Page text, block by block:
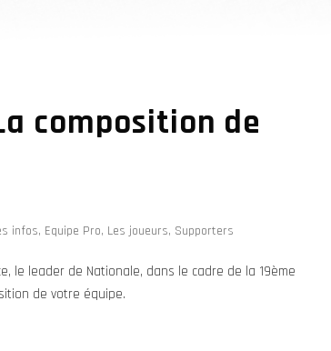
composition de
infos, Equipe Pro, Les joueurs, Supporters
le leader de Nationale, dans le cadre de la 19ème
de votre équipe.